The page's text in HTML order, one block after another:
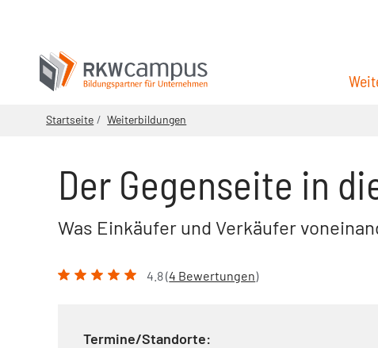
Startseite Weiterbildungen
Der Gegenseite in
Was Einkäufer und Verkäufer
4.8 (4 Bewertungen)
Termine/Standorte: